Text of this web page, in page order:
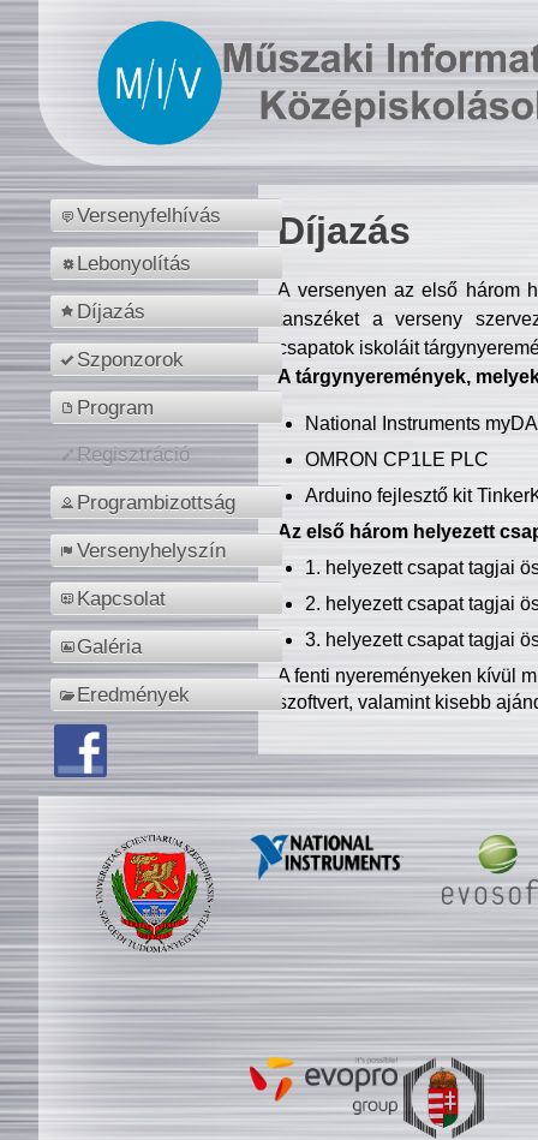
Versenyfelhívás
Lebonyolítás
Díjazás
Szponzorok
Program
Regisztráció
Programbizottság
Versenyhelyszín
Kapcsolat
Galéria
Eredmények
Díjazás
A versenyen az első három
tanszéket a verseny
csapatok iskoláit
A tárgynyeremények,
National Instruments
OMRON CP1LE PLC
Arduino fejlesztő kit
Az első három helyezett
1. helyezett csapat tagjai
2. helyezett csapat tagjai
3. helyezett csapat tagjai
A fenti nyereményeken kívül
szoftvert, valamint kisebb